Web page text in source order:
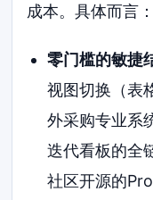
成本。具体而言：
零门槛的敏捷
视图切换（表
外采购专业系
迭代看板的全
社区开源的